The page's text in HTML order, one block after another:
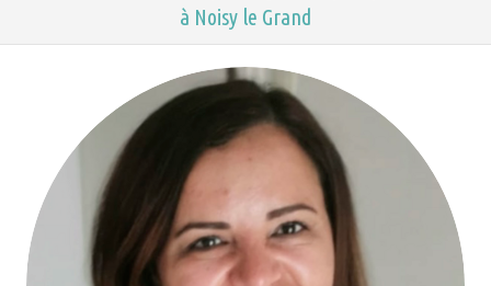
à Noisy le Grand